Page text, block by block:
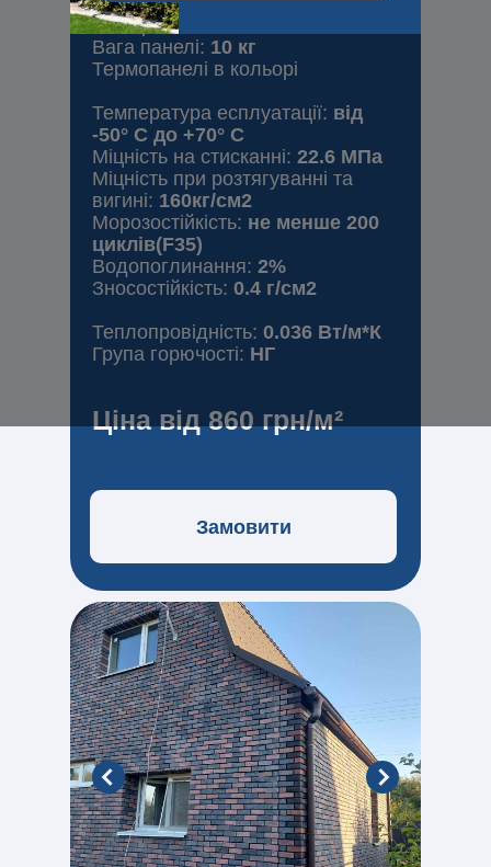
Замовити
Ціна від 860 грн/м²
Розмір:975x600 мм
Вага панелі: 10 кг
Термопанелі в кольорі
Температура есплуатації: від
-50° С до +70° С
Міцність на стисканні: 22.6 МПа
Міцність при розтягуванні та
вигині: 160кг/см2
Морозостійкість: не менше 200
циклів(F35)
Водопоглинання: 2%
Зносостійкість: 0.4 г/см2
Теплопровідність: 0.036 Вт/м*К
Група горючості: НГ